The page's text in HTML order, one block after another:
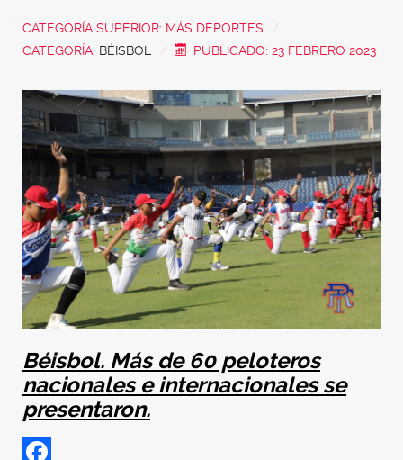
CATEGORÍA SUPERIOR: MÁS DEPORTES
CATEGORÍA: BÉISBOL PUBLICADO: 23 FEBRERO 2023
Béisbol. Más de 60 peloteros
nacionales e internacionales se
presentaron.